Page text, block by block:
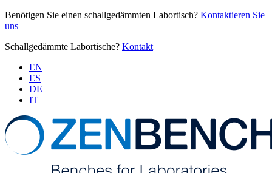
Benötigen Sie einen schallgedämmten Labortisch? Kontaktieren Sie
uns
Schallgedämmte Labortische? Kontakt
EN
ES
DE
IT